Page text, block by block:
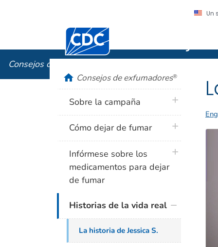
Un
Centros para el Control y la
Consejos de exfumadores
homeConsejos de exfumadores®
Sobre la campaña plus icon
Cómo dejar de fumar plus icon
Infórmese sobre los
medicamentos para dejar
de fumar
plus icon
Historias de la vida real
La historia de Jessica S.